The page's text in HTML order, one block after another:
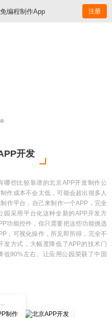
编程制作App 注册
开发
哪些比较靠谱的北京APP开发制作公
作成本不会太低，可能会超出很多人
作平台，自己来制作一个APP，完全
园采用平台化这种全新的APP开发方
功能控件，你只需要把这些功能挑选
，可视化操作，所见即所得，完全不
发方式，大幅度降低了APP的技术门
90%左右。让应用公园荣获了中国